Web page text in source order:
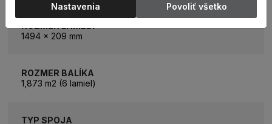
ROZMER LAMELY
1494 x 209 mm
ROZMER BALÍKA
1,873 m2 (6 lamiel)
TYP SPOJA
Nastavenia Povoliť všetko